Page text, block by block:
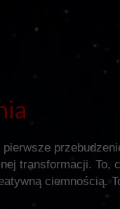
transformacji. To,
ciemnością.